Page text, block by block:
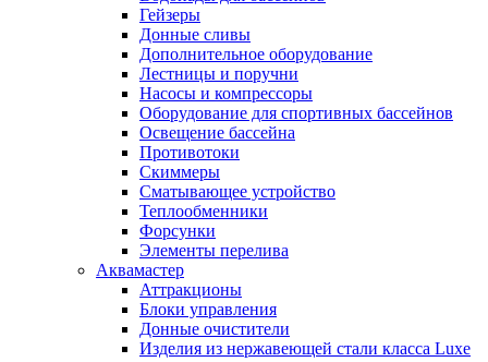
Гейзеры
Донные сливы
Дополнительное оборудование
Лестницы и поручни
Насосы и компрессоры
Оборудование для спортивных бассейнов
Освещение бассейна
Противотоки
Скиммеры
Сматывающее устройство
Теплообменники
Форсунки
Элементы перелива
Аквамастер
Аттракционы
Блоки управления
Донные очистители
Изделия из нержавеющей стали класса Luxe